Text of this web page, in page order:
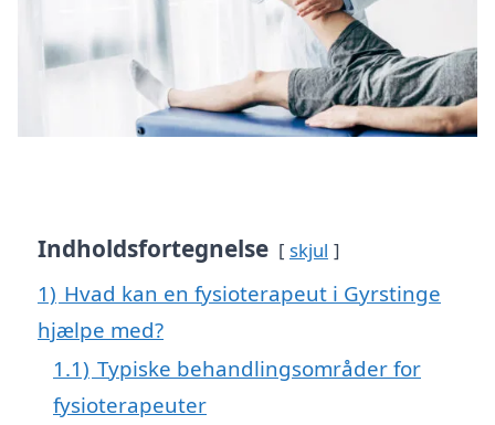
Indholdsfortegnelse skjul
1) Hvad kan en fysioterapeut i Gyrstinge
hjælpe med?
1.1) Typiske behandlingsområder for
fysioterapeuter